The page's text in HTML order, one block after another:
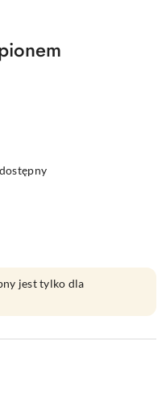
jest tylko dla